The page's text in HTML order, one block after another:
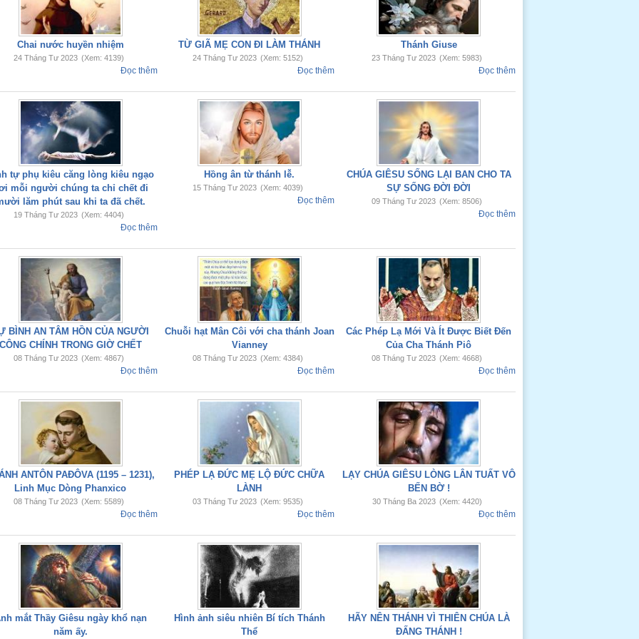
Chai nước huyền nhiệm
24 Tháng Tư 2023 (Xem: 4139)
Đọc thêm
TỪ GIÃ MẸ CON ĐI LÀM THÁNH
24 Tháng Tư 2023 (Xem: 5152)
Đọc thêm
Thánh Giuse
23 Tháng Tư 2023 (Xem: 5983)
Đọc thêm
tự phụ kiêu căng lòng kiêu ngạo
mỗi người chúng ta chỉ chết đi
lăm phút sau khi ta đã chết.
19 Tháng Tư 2023 (Xem: 4404)
Đọc thêm
Hồng ân từ thánh lễ.
15 Tháng Tư 2023 (Xem: 4039)
Đọc thêm
CHÚA GIÊSU SỐNG LẠI BAN CHO TA
SỰ SỐNG ĐỜI ĐỜI
09 Tháng Tư 2023 (Xem: 8506)
Đọc thêm
BÌNH AN TÂM HỒN CỦA NGƯỜI
CHÍNH TRONG GIỜ CHẾT
08 Tháng Tư 2023 (Xem: 4867)
Đọc thêm
Chuỗi hạt Mân Côi với cha thánh Joan
Vianney
08 Tháng Tư 2023 (Xem: 4384)
Đọc thêm
Các Phép Lạ Mới Và Ít Được Biết Đến
Của Cha Thánh Piô
08 Tháng Tư 2023 (Xem: 4668)
Đọc thêm
ANTÔN PAĐÔVA (1195 – 1231),
Linh Mục Dòng Phanxico
08 Tháng Tư 2023 (Xem: 5589)
Đọc thêm
PHÉP LẠ ĐỨC MẸ LỘ ĐỨC CHỮA
LÀNH
03 Tháng Tư 2023 (Xem: 9535)
Đọc thêm
LẠY CHÚA GIÊSU LÒNG LÂN TUẤT VÔ
BẾN BỜ !
30 Tháng Ba 2023 (Xem: 4420)
Đọc thêm
mắt Thầy Giêsu ngày khổ nạn
năm ấy.
Hình ảnh siêu nhiên Bí tích Thánh
Thể
HÃY NÊN THÁNH VÌ THIÊN CHÚA LÀ
ĐẤNG THÁNH !